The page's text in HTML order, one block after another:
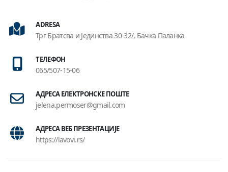
ADRESA
Трг Братсва и Јединства 30-32/, Бачка Паланка
ТЕЛЕФОН
065/507-15-06
АДРЕСА ЕЛЕКТРОНСКЕ ПОШТЕ
jelena.permoser@gmail.com
АДРЕСА ВЕБ ПРЕЗЕНТАЦИЈЕ
https://lavovi.rs/